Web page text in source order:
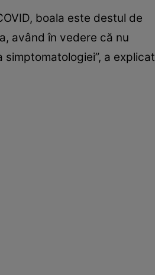
boala este destul de
având în vedere că nu
a explicat